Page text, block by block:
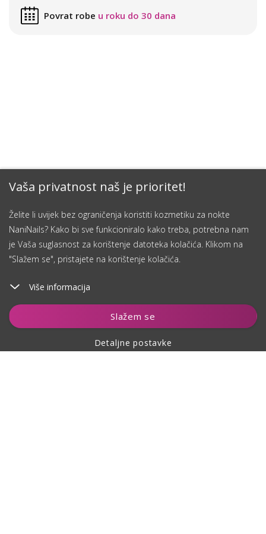
Vaša privatnost naš je prioritet!
Želite li uvijek bez ograničenja koristiti kozmetiku za nokte
NaniNails? Kako bi sve funkcioniralo kako treba, potrebna nam
je Vaša suglasnost za korištenje datoteka kolačića. Klikom na
"Slažem se", pristajete na korištenje kolačića.
Više informacija
Slažem se
Detaljne postavke
Dodaj u košaricu
Povrat robe u roku do 30 dana